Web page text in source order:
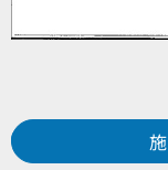
Prev
浜松市 中区